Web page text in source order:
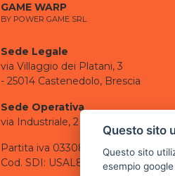
GAME WARP
BY POWER GAME SRL
Sede Legale
via Villaggio dei Platani, 3
- 25014 Castenedolo, Brescia
Sede Operativa
via Industriale, 2 - 25082 Botticino,
Partita iva 03308130982
Cod. SDI: USAL8PV
Questo sito
Questo sito
esempio